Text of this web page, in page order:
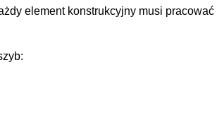
element konstrukcyjny musi pracować